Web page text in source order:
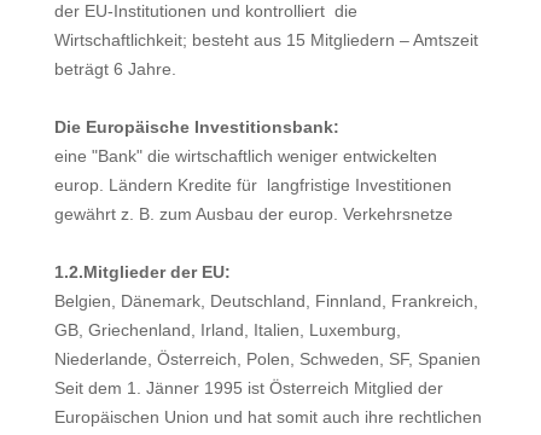
der EU-Institutionen und kontrolliert die
Wirtschaftlichkeit; besteht aus 15 Mitgliedern – Amtszeit
beträgt 6 Jahre.
Die Europäische Investitionsbank:
eine "Bank" die wirtschaftlich weniger entwickelten
europ. Ländern Kredite für langfristige Investitionen
gewährt z. B. zum Ausbau der europ. Verkehrsnetze
1.2.Mitglieder der EU:
Belgien, Dänemark, Deutschland, Finnland, Frankreich,
GB, Griechenland, Irland, Italien, Luxemburg,
Niederlande, Österreich, Polen, Schweden, SF, Spanien
Seit dem 1. Jänner 1995 ist Österreich Mitglied der
Europäischen Union und hat somit auch ihre rechtlichen